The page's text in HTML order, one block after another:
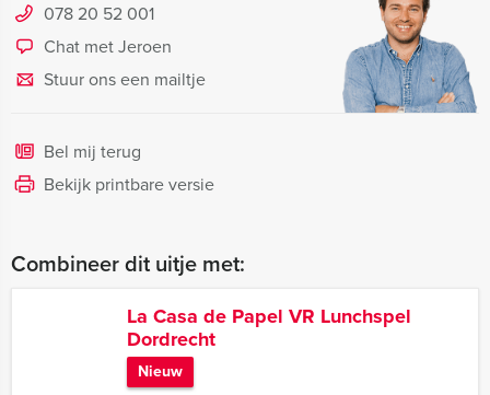
078 20 52 001
Chat met Jeroen
Stuur ons een mailtje
Bel mij terug
Bekijk printbare versie
Combineer dit uitje met:
La Casa de Papel VR Lunchspel
Dordrecht
Nieuw